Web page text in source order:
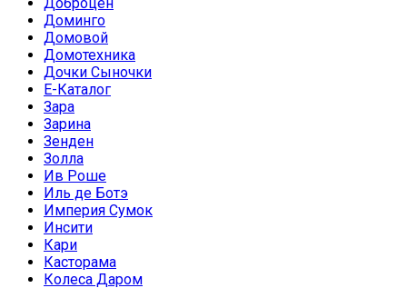
Доминго
Домовой
Домотехника
Дочки Сыночки
Е-Каталог
Зара
Зарина
Зенден
Золла
Ив Роше
Иль де Ботэ
Империя Сумок
Инсити
Кари
Касторама
Колеса Даром